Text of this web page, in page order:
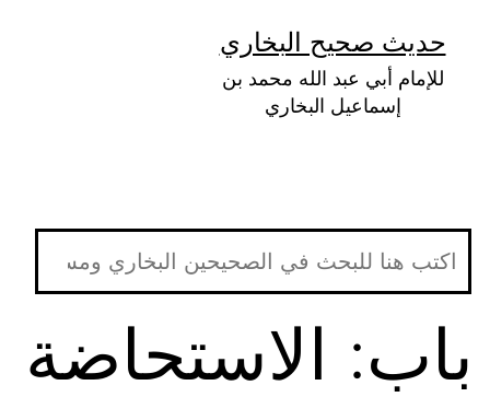
المحتوى
حديث صحيح البخاري
للإمام أبي عبد الله محمد بن
إسماعيل البخاري
باب: الاستحاضة